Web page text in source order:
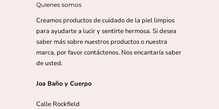
Quienes somos
Creamos productos de cuidado de la piel limpios
para ayudarte a lucir y sentirte hermosa. Si desea
saber más sobre nuestros productos o nuestra
marca, por favor contáctenos. Nos encantaría saber
de usted.
Joa Baño y Cuerpo
Calle Rockfield